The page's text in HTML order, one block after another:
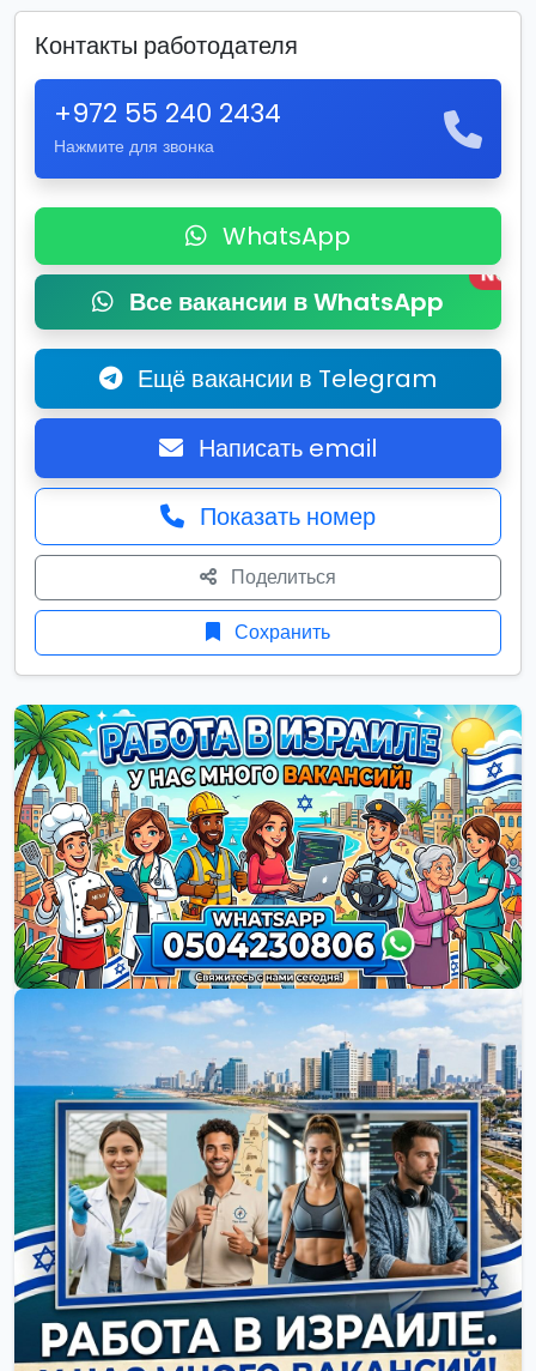
Контакты работодателя
+972 55 240 2434
Нажмите для звонка
WhatsApp
Все вакансии в WhatsApp
New
Ещё вакансии в Telegram
Написать email
Показать номер
Поделиться
Сохранить